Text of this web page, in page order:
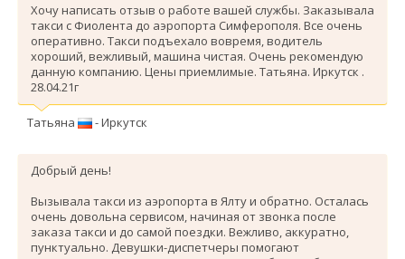
Хочу написать отзыв о работе вашей службы. Заказывала
такси с Фиолента до аэропорта Симферополя. Все очень
оперативно. Такси подъехало вовремя, водитель
хороший, вежливый, машина чистая. Очень рекомендую
данную компанию. Цены приемлимые. Татьяна. Иркутск .
28.04.21г
Татьяна - Иркутск
Добрый день!
Вызывала такси из аэропорта в Ялту и обратно. Осталась
очень довольна сервисом, начиная от звонка после
заказа такси и до самой поездки. Вежливо, аккуратно,
пунктуально. Девушки-диспетчеры помогают